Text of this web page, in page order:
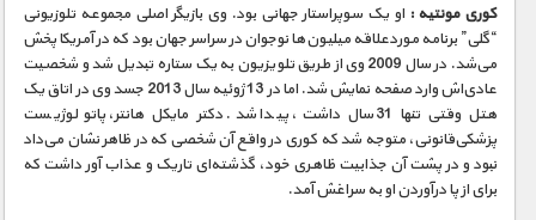
کوری مونتیه : او یک سوپراستار جهانی بود. وی بازیگر اصلی مجموعه تلوزیونی
“گلی” برنامه موردعلاقه میلیون‌ها نوجوان در سراسر جهان بود که در آمریکا پخش
می‌شد. در سال 2009 وی از طریق تلویزیون به یک ستاره تبدیل شد و شخصیت
عادی‌اش وارد صفحه نمایش شد. اما در 13 ژوئیه سال 2013 جسد وی در اتاق یک
هتل وقتی تنها 31 سال داشت، پیدا شد. دکتر مایکل هانتر، پاتولوژیست
پزشکی‌قانونی، متوجه شد که کوری در واقع آن شخصی که در ظاهر نشان می‌داد
نبود و در پشت آن جذابیت ظاهری خود، گذشته‌ای تاریک و عذاب آور داشت که
برای از پا درآوردن او به سراغش آمد.